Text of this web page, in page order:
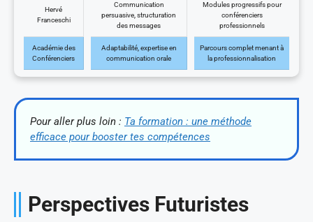
Hervé
Franceschi
Communication
persuasive, structuration
des messages
Modules progressifs pour
conférenciers
professionnels
Académie des
Conférenciers
Adaptabilité, expertise en
communication orale
Parcours complet menant à
la professionnalisation
Pour aller plus loin : Ta formation : une méthode
efficace pour booster tes compétences
Perspectives Futuristes